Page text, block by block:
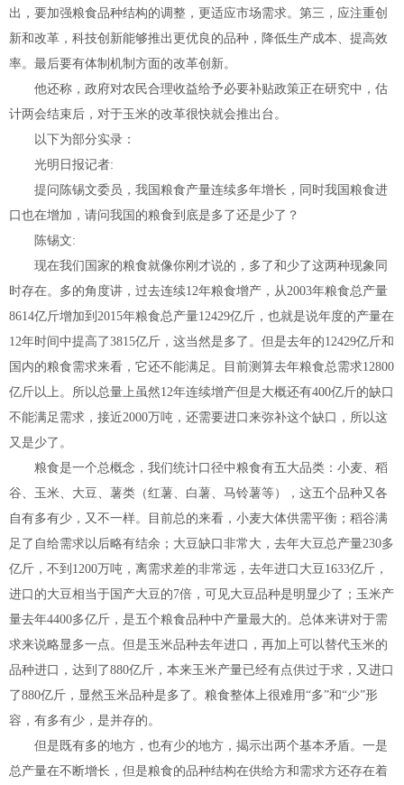
出，要加强粮食品种结构的调整，更适应市场需求。第三，应注重创
新和改革，科技创新能够推出更优良的品种，降低生产成本、提高效
率。最后要有体制机制方面的改革创新。
他还称，政府对农民合理收益给予必要补贴政策正在研究中，估
计两会结束后，对于玉米的改革很快就会推出台。
以下为部分实录：
光明日报记者:
提问陈锡文委员，我国粮食产量连续多年增长，同时我国粮食进
口也在增加，请问我国的粮食到底是多了还是少了？
陈锡文:
现在我们国家的粮食就像你刚才说的，多了和少了这两种现象同
时存在。多的角度讲，过去连续12年粮食增产，从2003年粮食总产量
8614亿斤增加到2015年粮食总产量12429亿斤，也就是说年度的产量在
12年时间中提高了3815亿斤，这当然是多了。但是去年的12429亿斤和
国内的粮食需求来看，它还不能满足。目前测算去年粮食总需求12800
亿斤以上。所以总量上虽然12年连续增产但是大概还有400亿斤的缺口
不能满足需求，接近2000万吨，还需要进口来弥补这个缺口，所以这
又是少了。
粮食是一个总概念，我们统计口径中粮食有五大品类：小麦、稻
谷、玉米、大豆、薯类（红薯、白薯、马铃薯等），这五个品种又各
自有多有少，又不一样。目前总的来看，小麦大体供需平衡；稻谷满
足了自给需求以后略有结余；大豆缺口非常大，去年大豆总产量230多
亿斤，不到1200万吨，离需求差的非常远，去年进口大豆1633亿斤，
进口的大豆相当于国产大豆的7倍，可见大豆品种是明显少了；玉米产
量去年4400多亿斤，是五个粮食品种中产量最大的。总体来讲对于需
求来说略显多一点。但是玉米品种去年进口，再加上可以替代玉米的
品种进口，达到了880亿斤，本来玉米产量已经有点供过于求，又进口
了880亿斤，显然玉米品种是多了。粮食整体上很难用“多”和“少”形
容，有多有少，是并存的。
但是既有多的地方，也有少的地方，揭示出两个基本矛盾。一是
总产量在不断增长，但是粮食的品种结构在供给方和需求方还存在着